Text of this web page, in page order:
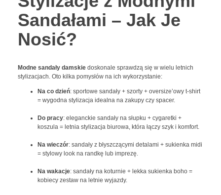
Sandałami – Jak Je
Nosić?
Modne sandały damskiedoskonale sprawdzą się w wielu letnich
stylizacjach. Oto kilka pomysłów na ich wykorzystanie:
Na co dzień: sportowe sandały + szorty + oversize’owy t-shirt
= wygodna stylizacja idealna na zakupy czy spacer.
Do pracy: eleganckie sandały na słupku + cygaretki +
koszula = letnia stylizacja biurowa, która łączy szyk i komfort.
Na wieczór: sandały z błyszczącymi detalami + sukienka midi
= stylowy look na randkę lub imprezę.
Na wakacje: sandały na koturnie + lekka sukienka boho =
kobiecy zestaw na letnie wyjazdy.